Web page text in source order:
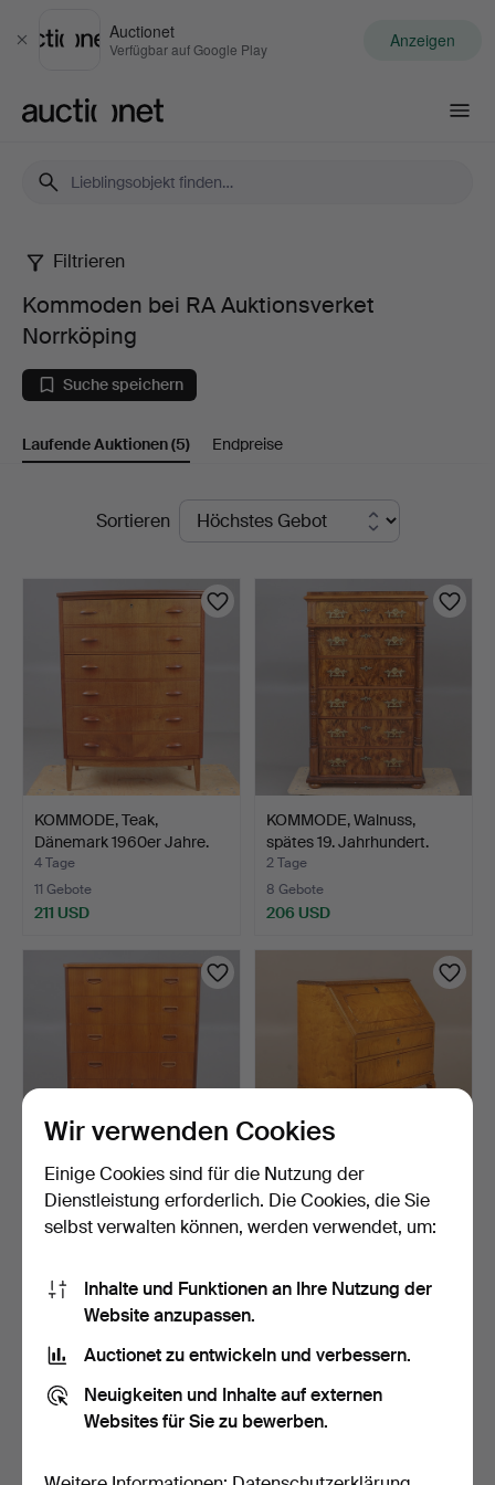
Schließen
Auctionet
Verfügbar auf Google Play Anzeigen
Kommoden
bei
RA
Auktionsverket
Filtrieren
Kommoden bei RA Auktionsverket
Norrköping
Suche speichern
Laufende Auktionen(5) Endpreise
LaufendeSortieren
KOMMODE, Teak,
Dänemark 1960er Jahre.
4 Tage
11 Gebote
211 USD
KOMMODE, Walnuss,
spätes 19. Jahrhundert.
2 Tage
8 Gebote
206 USD
KOMMODE, Teak,
1950er/60er Jahre.
2 Tage
85 USD
SEKRETÄR, Chippendale-
Stil, Birke, erste H…
9 Tage
127 USD
Wir verwenden Cookies
Einige Cookies sind für die Nutzung der
Dienstleistung erforderlich. Die Cookies, die Sie
selbst verwalten können, werden verwendet, um:
Inhalte und Funktionen an Ihre Nutzung der
Website anzupassen.
Auctionet zu entwickeln und verbessern.
Neuigkeiten und Inhalte auf externen
Websites für Sie zu bewerben.